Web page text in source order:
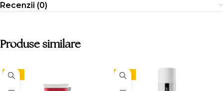
Recenzii (0)
Produse similare
-15% -15%